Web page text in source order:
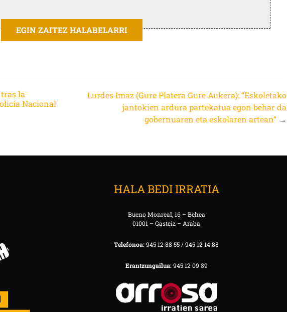
EGIN ZAITEZ HALABELARRI
la
Nacional
Lurdes Imaz (Gure Platera Gure Aukera): “Eskoletako
jantokien ardura partekatua egon behar da
gobernuaren eta eskolaren artean”→
HALA BEDI IRRATIA
Bueno Monreal, 16 – Behea
01001 – Gasteiz – Araba
Telefonoa:945 12 88 55 / 945 12 14 88
Erantzungailua:945 12 09 89